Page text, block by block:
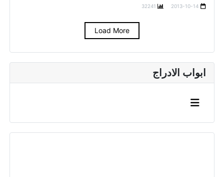
ابواب الادراج
2013-10-14
32241
Load More